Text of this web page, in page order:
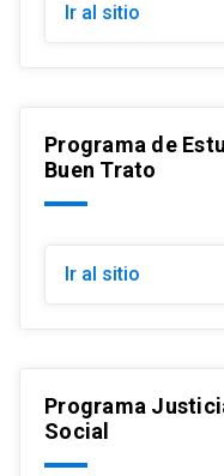
Ir al sitio
Programa de
Buen Trato
Ir al sitio
Programa
Social